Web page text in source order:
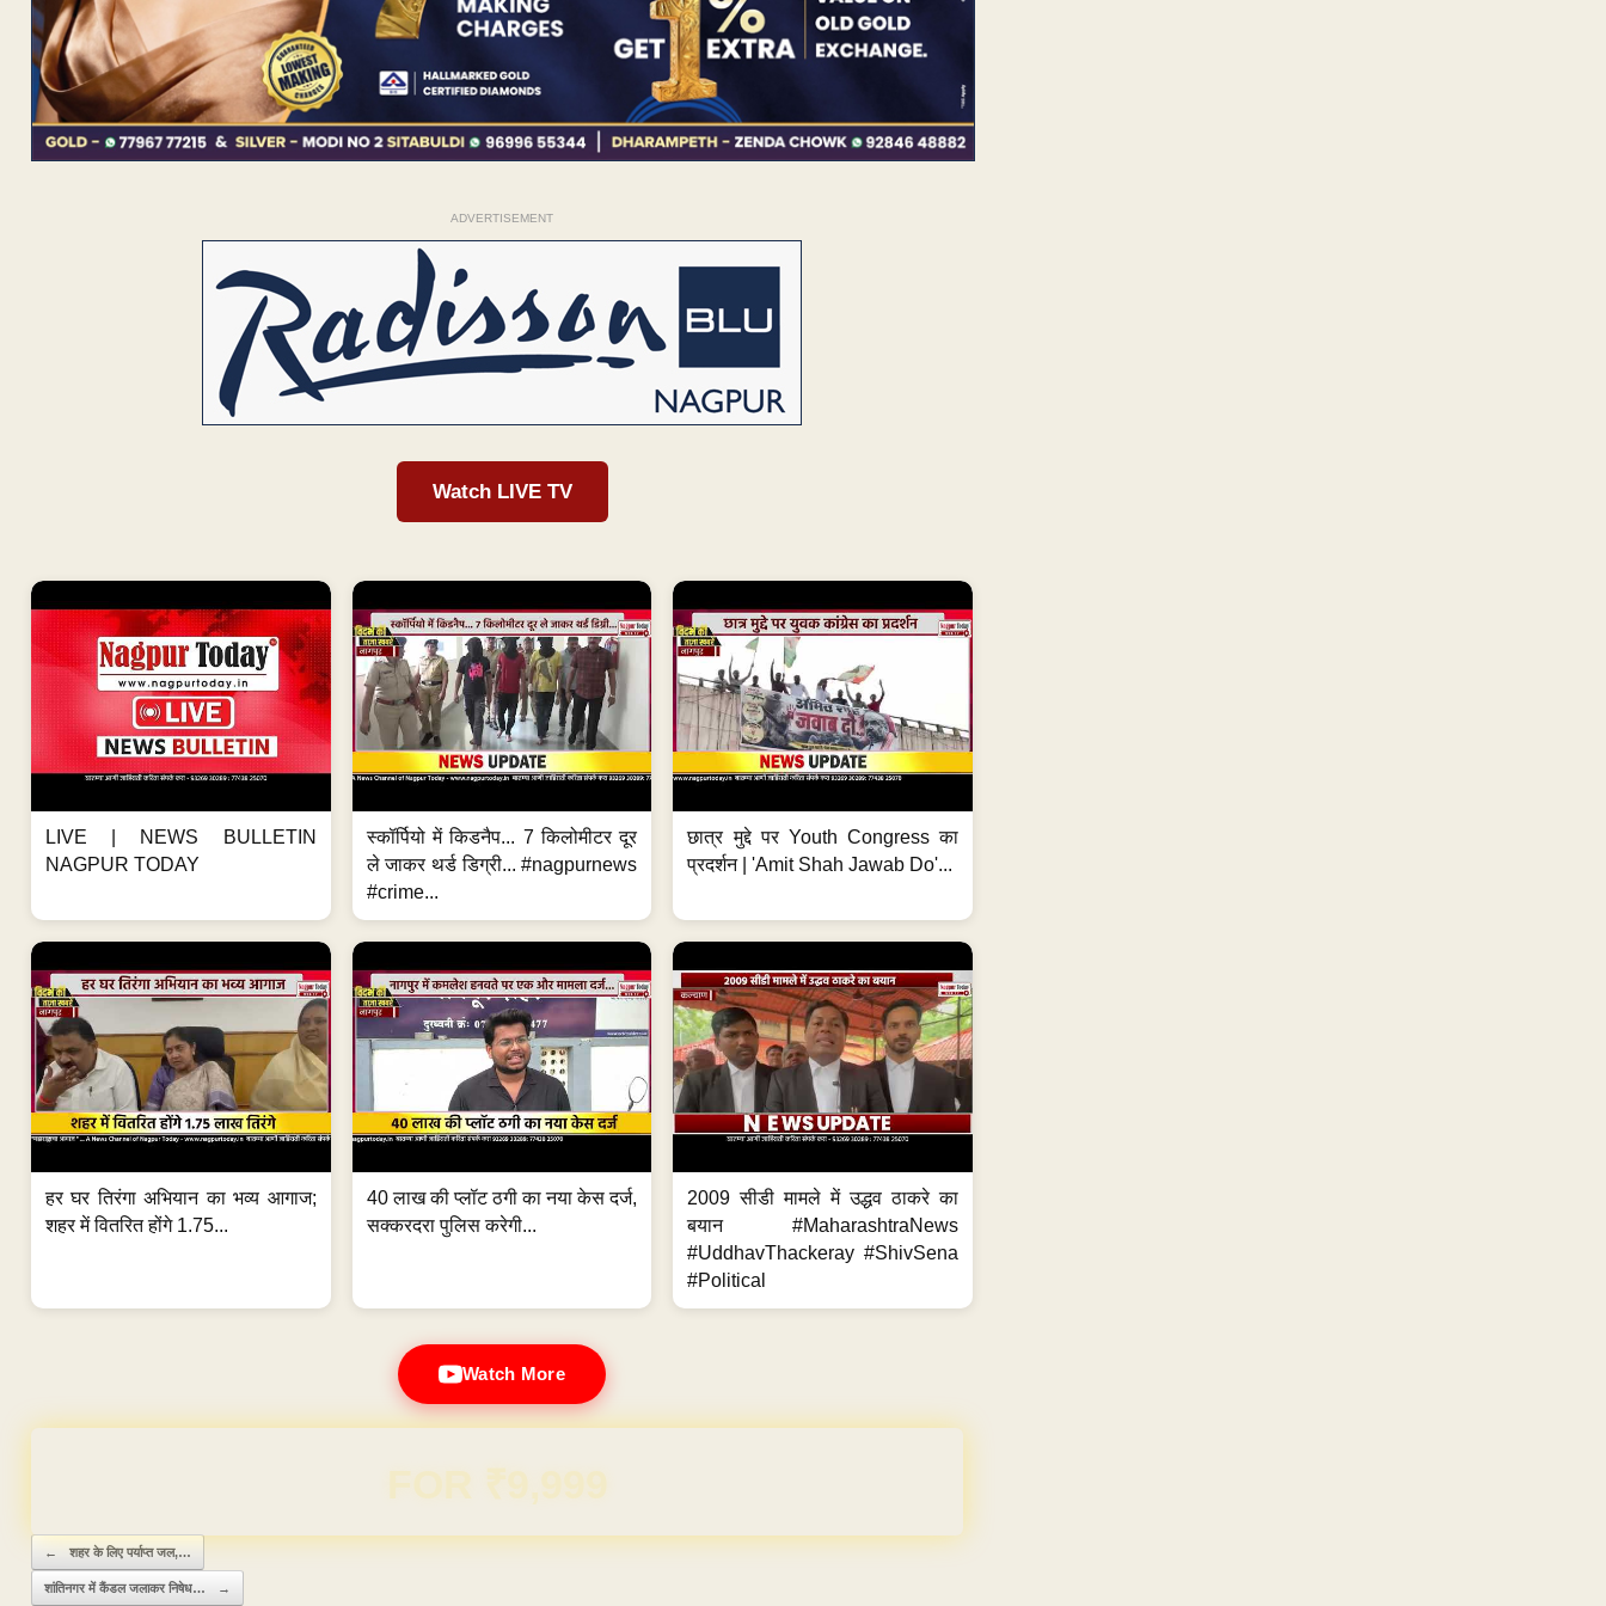
ADVERTISEMENT
Watch LIVE TV
LIVE | NEWS BULLETIN
NAGPUR TODAY
स्कॉर्पियो में किडनैप... 7 किलोमीटर दूर
ले जाकर थर्ड डिग्री... #nagpurnews
#crime...
छात्र मुद्दे पर Youth Congress का
प्रदर्शन | 'Amit Shah Jawab Do'...
हर घर तिरंगा अभियान का भव्य आगाज;
शहर में वितरित होंगे 1.75...
40 लाख की प्लॉट ठगी का नया केस दर्ज,
सक्करदरा पुलिस करेगी...
2009 सीडी मामले में उद्धव ठाकरे का
बयान #MaharashtraNews
#UddhavThackeray #ShivSena
#Political
Watch More
Domain & Hosting FREE for 1 Year
Post navigation
← शहर के लिए पर्याप्त जल,…
शांतिनगर में कैंडल जलाकर निषेध… →